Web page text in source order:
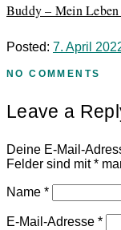
Buddy – Mein
Posted: 7. April
NO COMMENTS
Leave a
Deine E-Mail-
Felder sind mit*
Name *
E-Mail-Adresse *